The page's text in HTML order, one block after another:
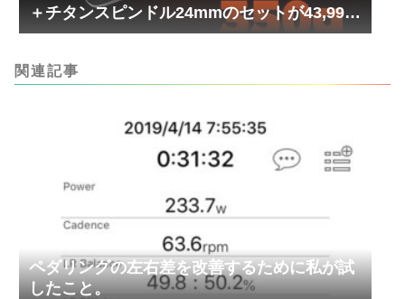
＋チタンスピンドル24mmのセットが43,999
円！
関連記事
ペダリングの左右差を改善するために私が試
したこと。